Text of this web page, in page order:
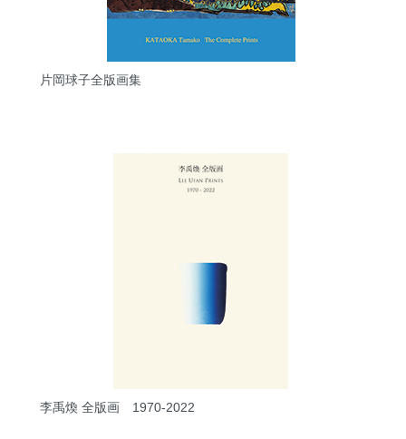
片岡球子全版画集
李禹煥 全版画 1970-2022